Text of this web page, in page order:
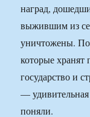
наград,
выжившим из
уничтожены.
которые
государство и
—
поняли.